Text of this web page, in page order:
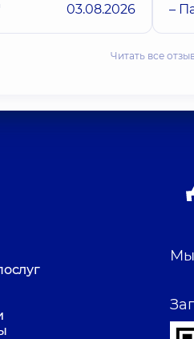
03.08.2026 –
Читать все
Мы